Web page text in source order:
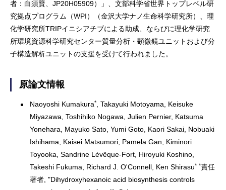
者：白須賢、JP20H05909）」、文部科学省世界トップレベル研
究拠点プログラム（WPI）（金沢大学ナノ生命科学研究所）、理
化学研究所TRIPイニシアチブによる助成、ならびに理化学研究
所環境資源科学研究センター質量分析・顕微鏡ユニットおよび分
子構造解析ユニットの支援を受けて行われました。
原論文情報
Naoyoshi Kumakura*
, Takayuki Motoyama, Keisuke
Miyazawa, Toshihiko Nogawa, Julien Pernier, Katsuma
Yonehara, Mayuko Sato, Yumi Goto, Kaori Sakai, Nobuaki
Ishihama, Kaisei Matsumori, Pamela Gan, Kiminori
Toyooka, Sandrine Lévêque-Fort, Hiroyuki Koshino,
Takeshi Fukuma, Richard J. O'Connell, Ken Shirasu* *責任
著者 , "Dihydroxyhexanoic acid biosynthesis controls